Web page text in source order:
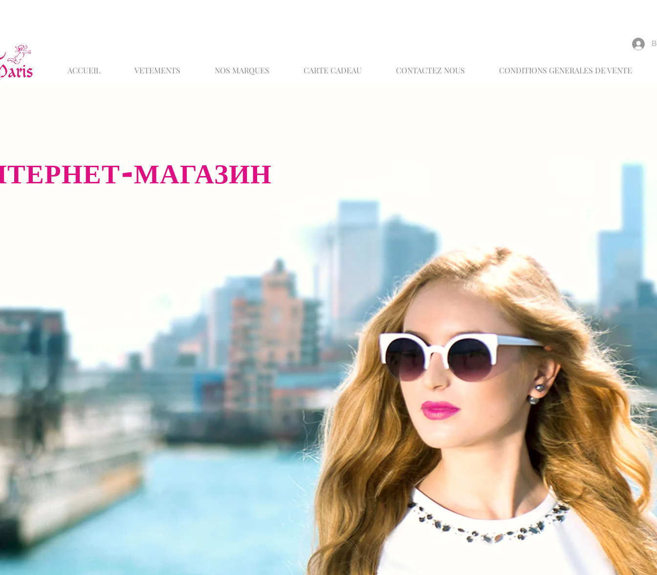
ACCUEIL VETEMENTS NOS MARQUES CARTE CADEAU CONTACTEZ NOUS CONDITIONS GENERALES DE VENTE
МАГАЗИН